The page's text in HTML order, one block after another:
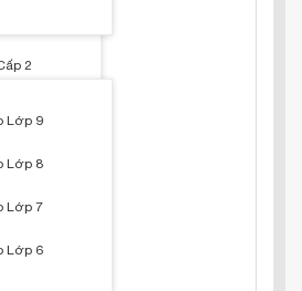
2
Lớp 9
Lớp 8
Lớp 7
Lớp 6